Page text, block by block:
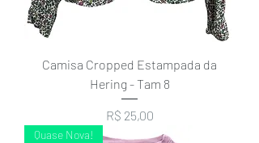
Camisa Cropped Estampada da
Hering - Tam 8
Preço
R$ 25,00
Quase Nova!